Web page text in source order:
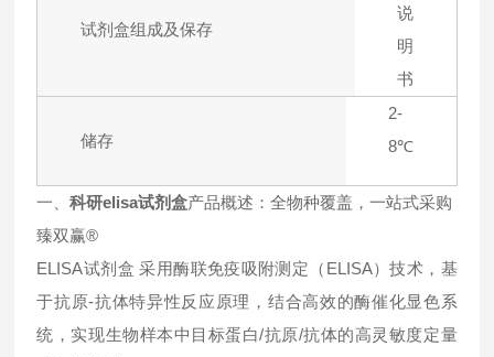
试剂盒组成及保存
说
明
书
储存
2-
8℃
一、科研elisa试剂盒产品概述：全物种覆盖，一站式采购
臻双赢®
ELISA试剂盒 采用酶联免疫吸附测定（ELISA）技术，基
于抗原-抗体特异性反应原理，结合高效的酶催化显色系
统，实现生物样本中目标蛋白/抗原/抗体的高灵敏度定量